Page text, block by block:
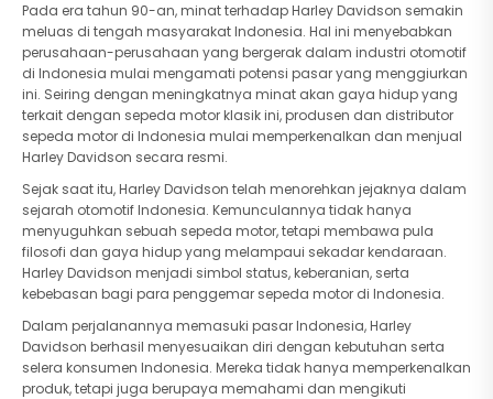
Pada era tahun 90-an, minat terhadap Harley Davidson semakin
meluas di tengah masyarakat Indonesia. Hal ini menyebabkan
perusahaan-perusahaan yang bergerak dalam industri otomotif
di Indonesia mulai mengamati potensi pasar yang menggiurkan
ini. Seiring dengan meningkatnya minat akan gaya hidup yang
terkait dengan sepeda motor klasik ini, produsen dan distributor
sepeda motor di Indonesia mulai memperkenalkan dan menjual
Harley Davidson secara resmi.
Sejak saat itu, Harley Davidson telah menorehkan jejaknya dalam
sejarah otomotif Indonesia. Kemunculannya tidak hanya
menyuguhkan sebuah sepeda motor, tetapi membawa pula
filosofi dan gaya hidup yang melampaui sekadar kendaraan.
Harley Davidson menjadi simbol status, keberanian, serta
kebebasan bagi para penggemar sepeda motor di Indonesia.
Dalam perjalanannya memasuki pasar Indonesia, Harley
Davidson berhasil menyesuaikan diri dengan kebutuhan serta
selera konsumen Indonesia. Mereka tidak hanya memperkenalkan
produk, tetapi juga berupaya memahami dan mengikuti